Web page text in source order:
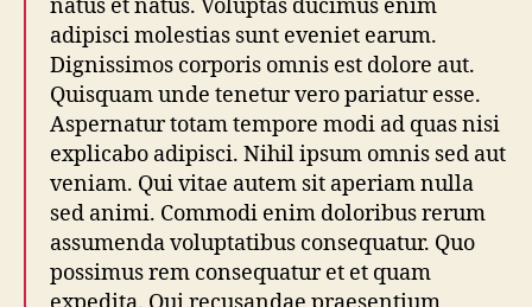
natus et natus. Voluptas ducimus enim
adipisci molestias sunt eveniet earum.
Dignissimos corporis omnis est dolore aut.
Quisquam unde tenetur vero pariatur esse.
Aspernatur totam tempore modi ad quas nisi
explicabo adipisci. Nihil ipsum omnis sed aut
veniam. Qui vitae autem sit aperiam nulla
sed animi. Commodi enim doloribus rerum
assumenda voluptatibus consequatur. Quo
possimus rem consequatur et et quam